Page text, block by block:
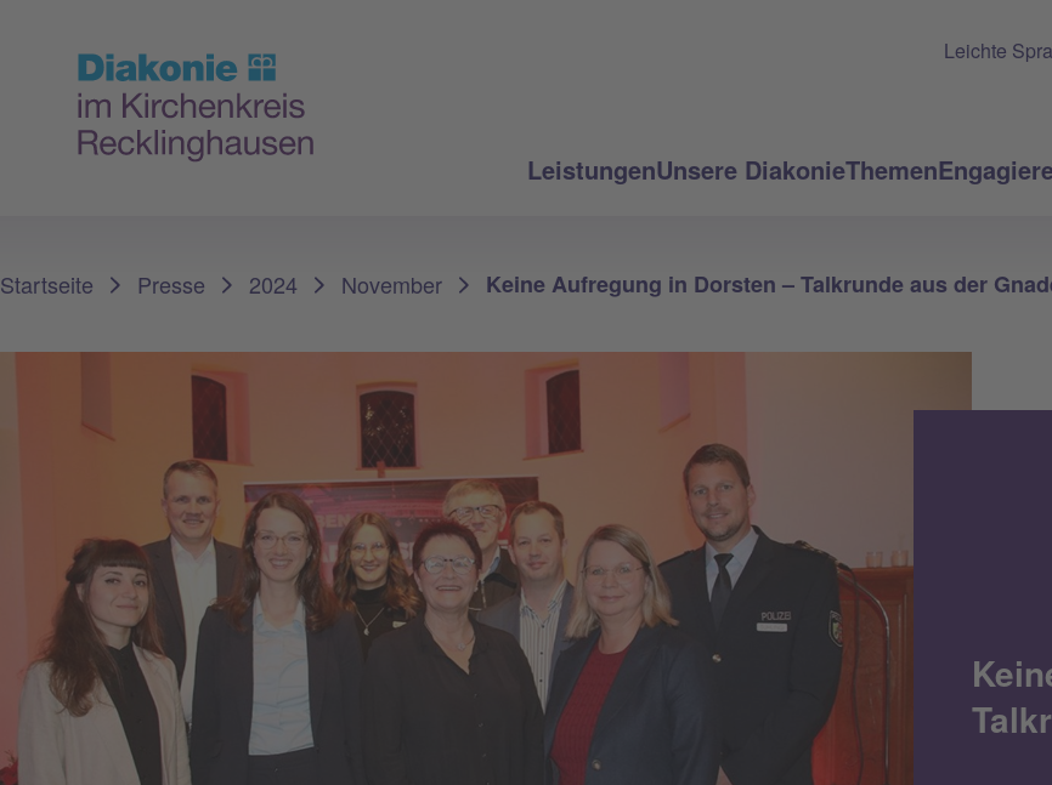
LeistungenUnsere DiakonieThemen
Leichte
Startseite Presse 2024 November Keine Aufregung in Dorsten – Talkrunde aus der